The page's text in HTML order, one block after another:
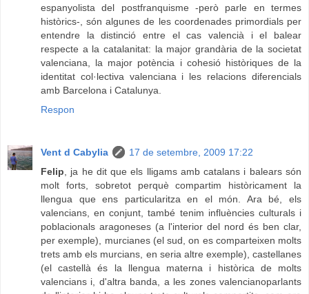
espanyolista del postfranquisme -però parle en termes
històrics-, són algunes de les coordenades primordials per
entendre la distinció entre el cas valencià i el balear
respecte a la catalanitat: la major grandària de la societat
valenciana, la major potència i cohesió històriques de la
identitat col·lectiva valenciana i les relacions diferencials
amb Barcelona i Catalunya.
Respon
Vent d Cabylia
17 de setembre, 2009 17:22
Felip , ja he dit que els lligams amb catalans i balears són
molt forts, sobretot perquè compartim històricament la
llengua que ens particularitza en el món. Ara bé, els
valencians, en conjunt, també tenim influències culturals i
poblacionals aragoneses (a l'interior del nord és ben clar,
per exemple), murcianes (el sud, on es comparteixen molts
trets amb els murcians, en seria altre exemple), castellanes
(el castellà és la llengua materna i històrica de molts
valencians i, d'altra banda, a les zones valencianoparlants